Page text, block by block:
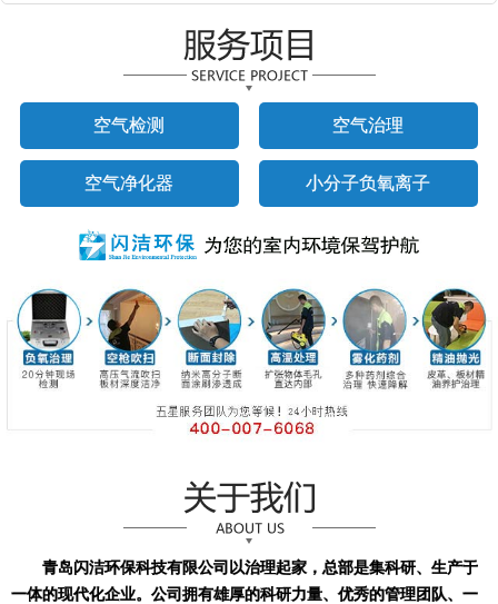
空气检测 空气治理
空气净化器 小分子负氧离子
青岛闪洁环保科技有限公司以治理起家，总部是集科研、生产于
一体的现代化企业。公司拥有雄厚的科研力量、优秀的管理团队、一